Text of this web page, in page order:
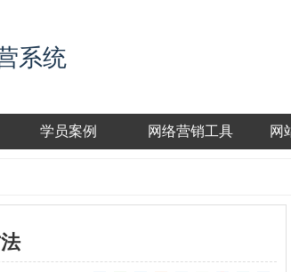
系统
学员案例 网络营销工具 网